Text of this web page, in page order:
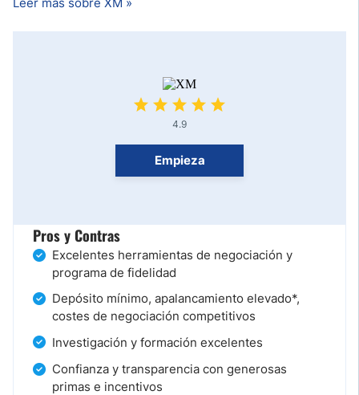
4.9
Empieza
Pros y Contras
Excelentes herramientas de negociación y
programa de fidelidad
Depósito mínimo, apalancamiento elevado*,
costes de negociación competitivos
Investigación y formación excelentes
Confianza y transparencia con generosas
primas e incentivos